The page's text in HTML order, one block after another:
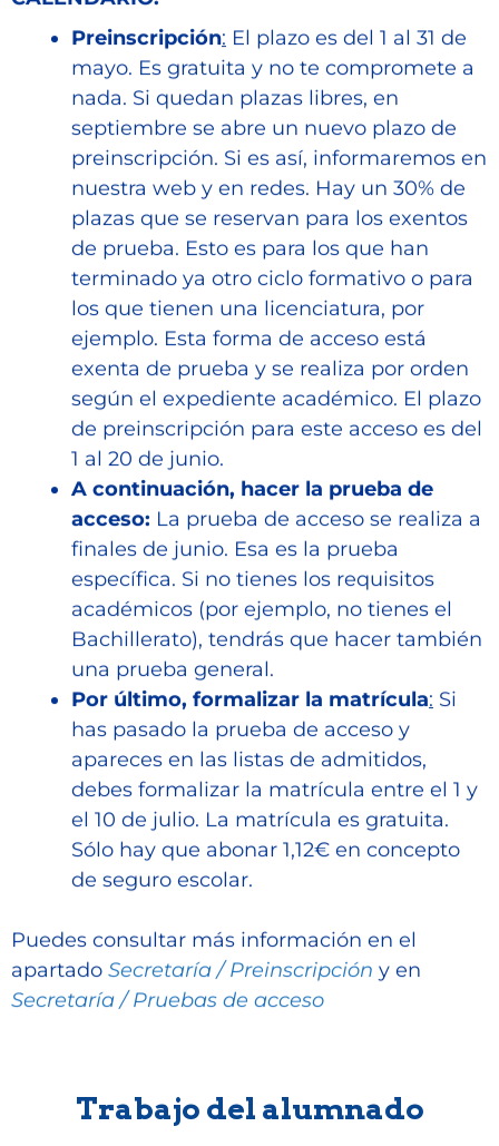
Preinscripción: El plazo es del 1 al 31 de
mayo. Es gratuita y no te compromete a
nada. Si quedan plazas libres, en
septiembre se abre un nuevo plazo de
preinscripción. Si es así, informaremos en
nuestra web y en redes. Hay un 30% de
plazas que se reservan para los exentos
de prueba. Esto es para los que han
terminado ya otro ciclo formativo o para
los que tienen una licenciatura, por
ejemplo. Esta forma de acceso está
exenta de prueba y se realiza por orden
según el expediente académico. El plazo
de preinscripción para este acceso es del
1 al 20 de junio.
A continuación, hacer la prueba de
acceso: La prueba de acceso se realiza a
finales de junio. Esa es la prueba
específica. Si no tienes los requisitos
académicos (por ejemplo, no tienes el
Bachillerato), tendrás que hacer también
una prueba general.
Por último, formalizar la matrícula: Si
has pasado la prueba de acceso y
apareces en las listas de admitidos,
debes formalizar la matrícula entre el 1 y
el 10 de julio. La matrícula es gratuita.
Sólo hay que abonar 1,12€ en concepto
de seguro escolar.
Puedes consultar más información en el
apartado Secretaría / Preinscripción y en
Secretaría / Pruebas de acceso
Trabajo del alumnado